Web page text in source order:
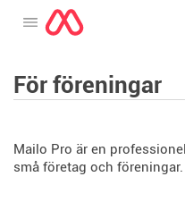
Öppna menyn
För föreningar
Mailo Pro är en
små företag och föreningar.